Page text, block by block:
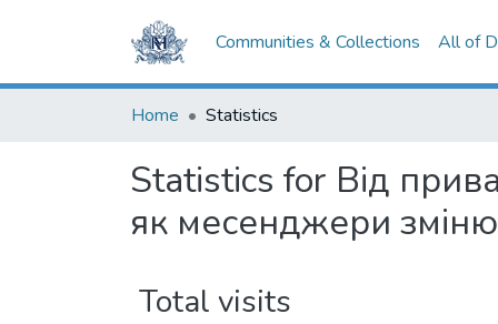
Communities & Collections All of
Home Statistics
Statistics for Від
як месенджери
Total visits